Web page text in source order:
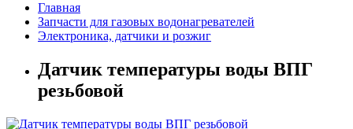
Главная
Запчасти для газовых водонагревателей
Электроника, датчики и розжиг
Датчик температуры воды ВПГ
резьбовой